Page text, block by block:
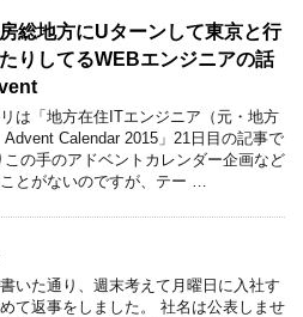
総地方にUターンして東京と行
りしてるWEBエンジニアの話
は「地方在住ITエンジニア（元・地方
Calendar 2015」21日目の記事で
の手のアドベントカレンダー企画など
とがないのですが、テー …
いた通り、週末考えて月曜日に入社す
て返事をしました。 社名は公表しませ